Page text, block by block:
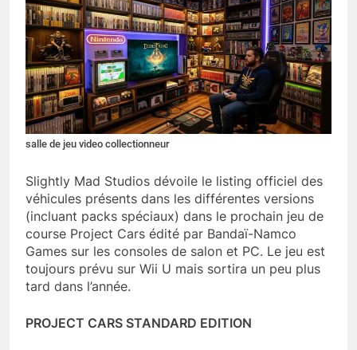
salle de jeu video collectionneur
Slightly Mad Studios dévoile le listing officiel des
véhicules présents dans les différentes versions
(incluant packs spéciaux) dans le prochain jeu de
course Project Cars édité par Bandaï-Namco
Games sur les consoles de salon et PC. Le jeu est
toujours prévu sur Wii U mais sortira un peu plus
tard dans l’année.
PROJECT CARS STANDARD EDITION